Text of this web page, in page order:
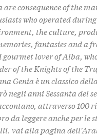
consequence of the
who operated
the culture,
fantasies and a
lover of Alba,
of the Knights of the
Genia è un classico
anni Sessanta del
attraverso 100
da leggere anche per le
vai alla pagina